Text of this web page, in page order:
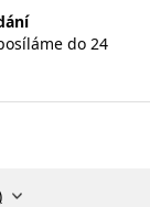
do 24